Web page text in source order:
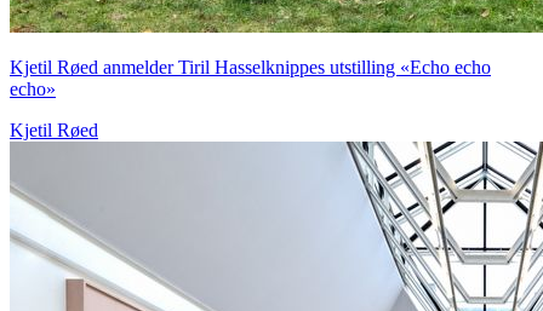
Kjetil Røed anmelder Tiril Hasselknippes utstilling «Echo echo
echo»
Kjetil Røed